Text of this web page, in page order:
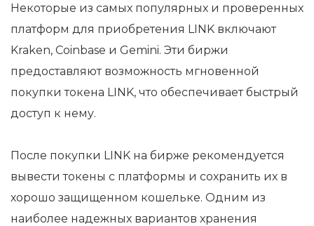
Некоторые из самых популярных и проверенных
платформ для приобретения LINK включают
Kraken, Coinbase и Gemini. Эти биржи
предоставляют возможность мгновенной
покупки токена LINK, что обеспечивает быстрый
доступ к нему.
После покупки LINK на бирже рекомендуется
вывести токены с платформы и сохранить их в
хорошо защищенном кошельке. Одним из
наиболее надежных вариантов хранения